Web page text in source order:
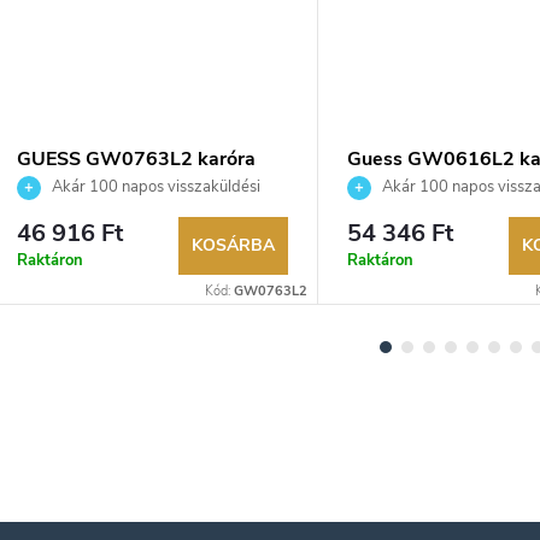
GUESS GW0763L2 karóra
Akár 100 napos visszaküldési
lehetőség. Hivatalos márkakereskedő.
46 916 Ft
Raktáron
KOSÁRBA
Kód: GW0763L2
Guess GW0616L2
Akár 100 napos
lehetőség. Hivatalos
54 346 Ft
Raktáron